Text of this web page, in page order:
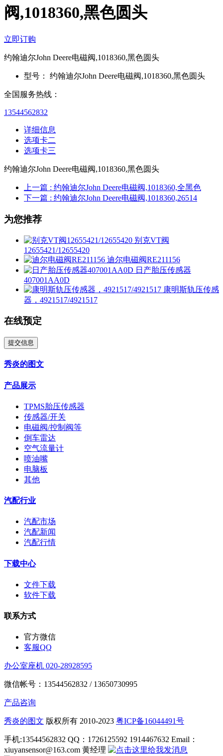
阀,1018360,黑色圆头
立即订购
约翰迪尔John Deere电磁阀,1018360,黑色圆头
型号： 约翰迪尔John Deere电磁阀,1018360,黑色圆头
全国服务热线：
13544562832
详细信息
选项卡二
选项卡三
约翰迪尔John Deere电磁阀,1018360,黑色圆头
上一篇 : 约翰迪尔John Deere电磁阀,1018360,全黑色
下一篇 : 约翰迪尔John Deere电磁阀,1018360,26514
为您推荐
别克VT阀
12655421/12655420
迪尔电磁阀RE211156
日产胎压传感器
407001AA0D
康明斯轨压传感
器，4921517/4921517
在线预定
提交信息
秀炎的图文
产品展示
TPMS胎压传感器
传感器/开关
电磁阀/控制阀等
倒车雷达
空气流量计
喷油嘴
电脑板
其他
汽配行业
汽配市场
汽配新闻
汽配行情
下载中心
文件下载
软件下载
联系方式
官方微信
客服QQ
办公室座机 020-28928595
微信帐号：13544562832 / 13650730995
产品咨询
秀炎的图文 版权所有 2010-2023 粤ICP备16044491号
手机:13544562832 QQ：1726125592 1914467632 Email：
xiuyansensor@163.com 黄经理